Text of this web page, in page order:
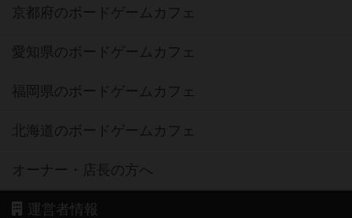
京都府のボードゲームカフェ
愛知県のボードゲームカフェ
福岡県のボードゲームカフェ
北海道のボードゲームカフェ
オーナー・店長の方へ
運営者情報